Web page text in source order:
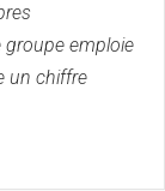
groupe emploie
un chiffre